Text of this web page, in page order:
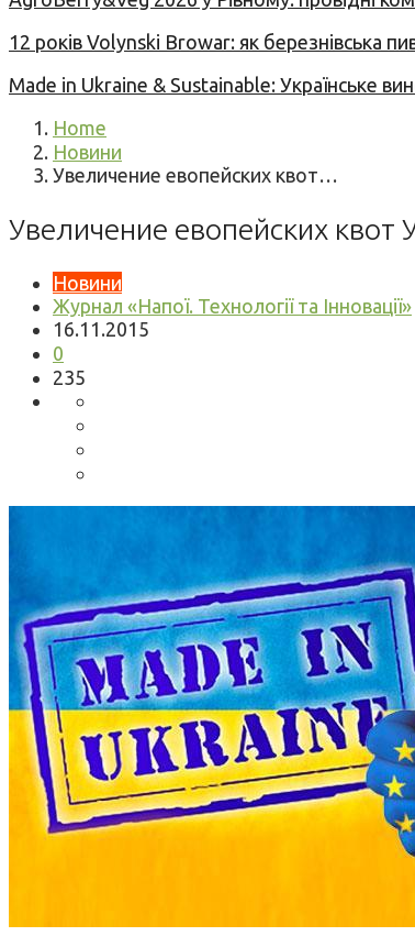
12 років Volynski Browar: як березнівська
Made in Ukraine & Sustainable: Українське
Home
Новини
Увеличение евопейских квот…
Увеличение евопейских квот
Новини
Журнал «Напої. Технології та Інновації»
16.11.2015
0
235